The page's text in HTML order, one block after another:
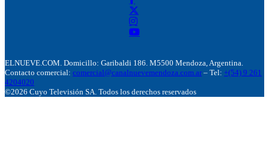
ELNUEVE.COM. Domicillo: Garibaldi 186. M5500 Mendoza, Argentina.
Contacto comercial: comercial@canalnuevemendoza.com.ar – Tel: +(54) 9 261
4204020
©2026 Cuyo Televisión SA. Todos los derechos reservados